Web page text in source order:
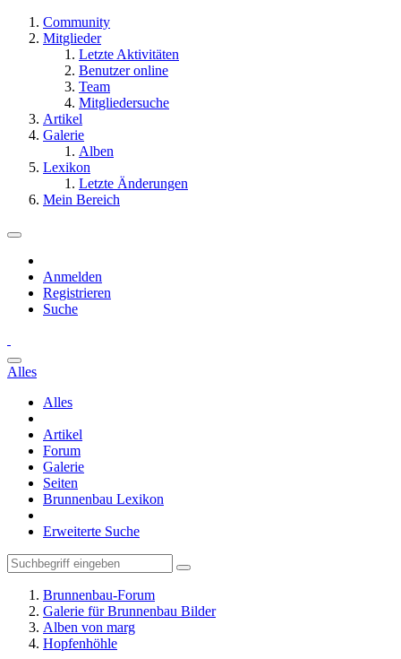
Community
Mitglieder
Letzte Aktivitäten
Benutzer online
Team
Mitgliedersuche
Artikel
Galerie
Alben
Lexikon
Letzte Änderungen
Mein Bereich
Anmelden
Registrieren
Suche
Alles
Alles
Artikel
Forum
Galerie
Seiten
Brunnenbau Lexikon
Erweiterte Suche
Brunnenbau-Forum
Galerie für Brunnenbau Bilder
Alben von marg
Hopfenhöhle